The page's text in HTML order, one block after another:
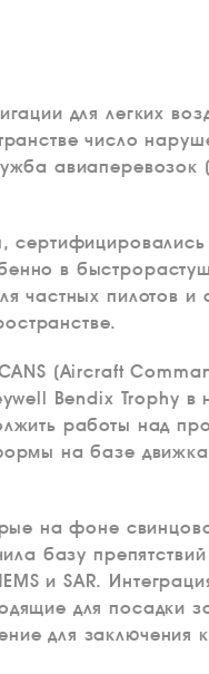
для легких
число
авиаперевозок
в
частных пилотов и
(Aircraft
Bendix Trophy в
работы над
на базе
на фоне
базу
и SAR.
для посадки
для заключения